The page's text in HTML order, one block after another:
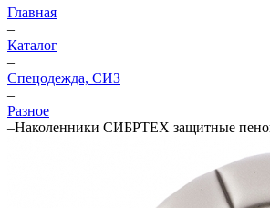
Главная
–
Каталог
–
Спецодежда, СИЗ
–
Разное
–Наколенники СИБРТЕХ защитные